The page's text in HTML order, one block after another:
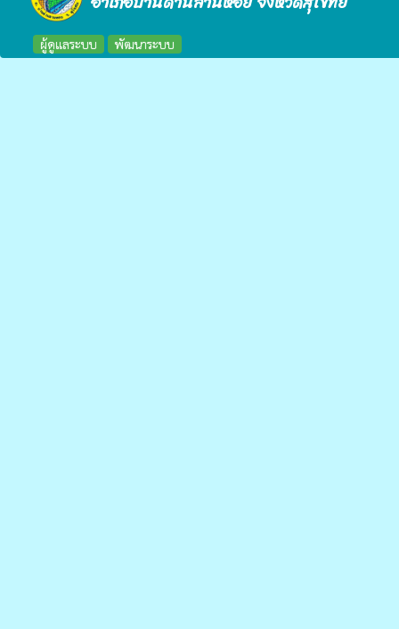
ผู้ดูแลระบบ พัฒนาระบบ